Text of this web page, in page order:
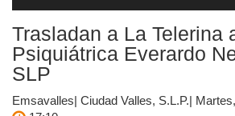
Trasladan a La Telerina
Psiquiátrica Everardo
SLP
Emsavalles| Ciudad Valles, S.L.P.|